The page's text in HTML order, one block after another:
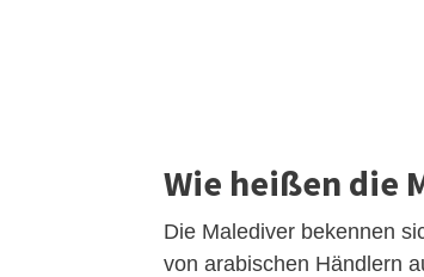
Wie heißen die
Die Malediver bekennen
von arabischen Händlern